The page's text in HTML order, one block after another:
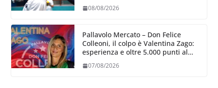
08/08/2026
Pallavolo Mercato – Don Felice
Colleoni, il colpo è Valentina Zago:
esperienza e oltre 5.000 punti al
07/08/2026